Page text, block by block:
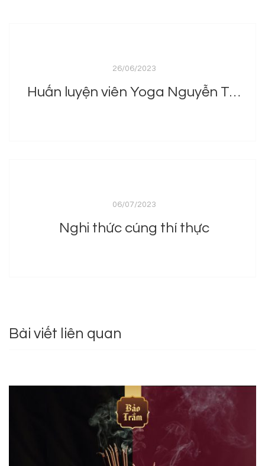
26/06/2023
Huấn luyện viên Yoga Nguyễn Thái Thuận nói về yoga và liệu pháp mùi hương trong tập luyện
06/07/2023
Nghi thức cúng thí thực
Bài viết liên quan